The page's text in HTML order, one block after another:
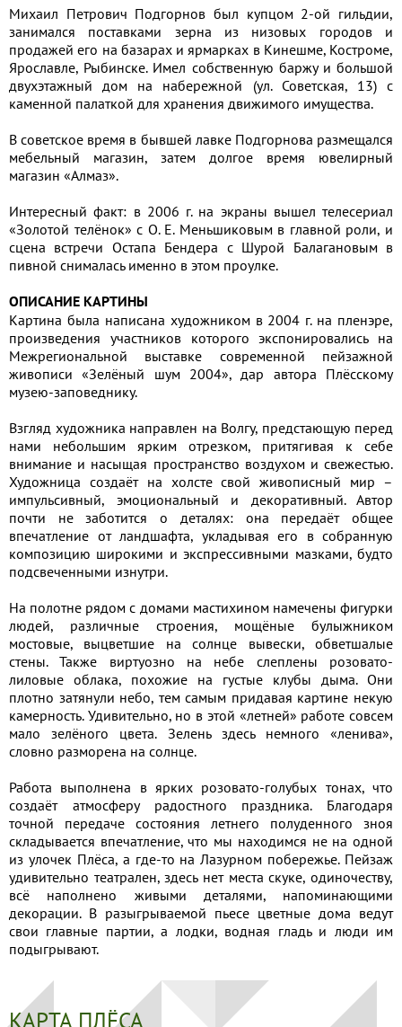
Михаил Петрович Подгорнов был купцом 2-ой гильдии,
занимался поставками зерна из низовых городов и
продажей его на базарах и ярмарках в Кинешме, Костроме,
Ярославле, Рыбинске. Имел собственную баржу и большой
двухэтажный дом на набережной (ул. Советская, 13) с
каменной палаткой для хранения движимого имущества.
В советское время в бывшей лавке Подгорнова размещался
мебельный магазин, затем долгое время ювелирный
магазин «Алмаз».
Интересный факт: в 2006 г. на экраны вышел телесериал
«Золотой телёнок» с О. Е. Меньшиковым в главной роли, и
сцена встречи Остапа Бендера с Шурой Балагановым в
пивной снималась именно в этом проулке.
ОПИСАНИЕ КАРТИНЫ
Картина была написана художником в 2004 г. на пленэре,
произведения участников которого экспонировались на
Межрегиональной выставке современной пейзажной
живописи «Зелёный шум 2004», дар автора Плёсскому
музею-заповеднику.
Взгляд художника направлен на Волгу, предстающую перед
нами небольшим ярким отрезком, притягивая к себе
внимание и насыщая пространство воздухом и свежестью.
Художница создаёт на холсте свой живописный мир –
импульсивный, эмоциональный и декоративный. Автор
почти не заботится о деталях: она передаёт общее
впечатление от ландшафта, укладывая его в собранную
композицию широкими и экспрессивными мазками, будто
подсвеченными изнутри.
На полотне рядом с домами мастихином намечены фигурки
людей, различные строения, мощёные булыжником
мостовые, выцветшие на солнце вывески, обветшалые
стены. Также виртуозно на небе слеплены розовато-
лиловые облака, похожие на густые клубы дыма. Они
плотно затянули небо, тем самым придавая картине некую
камерность. Удивительно, но в этой «летней» работе совсем
мало зелёного цвета. Зелень здесь немного «ленива»,
словно разморена на солнце.
Работа выполнена в ярких розовато-голубых тонах, что
создаёт атмосферу радостного праздника. Благодаря
точной передаче состояния летнего полуденного зноя
складывается впечатление, что мы находимся не на одной
из улочек Плёса, а где-то на Лазурном побережье. Пейзаж
удивительно театрален, здесь нет места скуке, одиночеству,
всё наполнено живыми деталями, напоминающими
декорации. В разыгрываемой пьесе цветные дома ведут
свои главные партии, а лодки, водная гладь и люди им
подыгрывают.
КАРТА ПЛЁСА